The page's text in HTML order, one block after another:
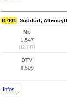
B 401 Süddorf,
Nr.
1.547
(12.747)
DTV
8.509
Infos...